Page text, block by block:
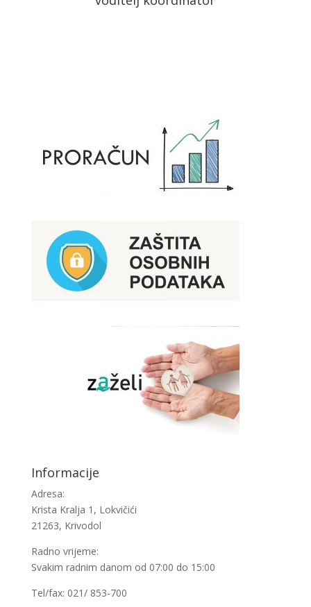
Informacije
Adresa:
Krista Kralja 1, Lokvičići
21263, Krivodol
Radno vrijeme:
Svakim radnim danom od 07:00 do 15:00
Tel/fax: 021/ 853-700